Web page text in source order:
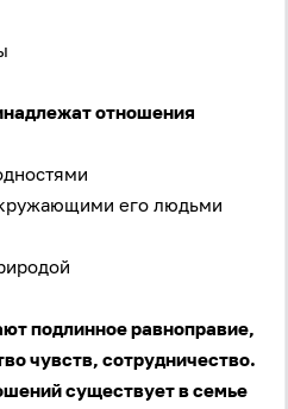
отношения
его людьми
подлинное равноправие,
чувств, сотрудничество.
существует в семье